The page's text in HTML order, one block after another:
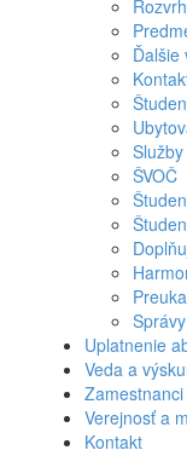
Ďalšie
Služby
ŠVOČ
Uplatnenie
Veda a
Zamestnanci
Verejnosť a
Kontakt